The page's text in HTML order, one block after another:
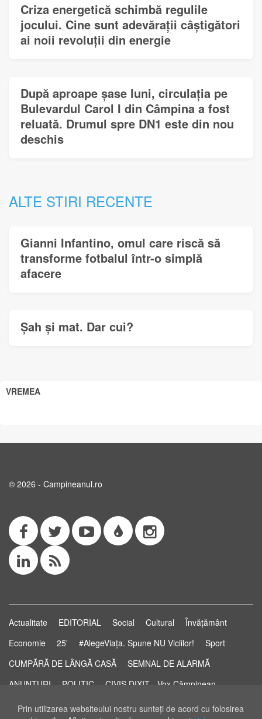
Prin utilizarea websiteului nostru sunteţi de acord cu folosirea
Criza energetică schimbă regulile
jocului. Cine sunt adevărații câștigători
ai noii revoluții din energie
După aproape șase luni, circulația pe
Bulevardul Carol I din Câmpina a fost
reluată. Drumul spre DN1 este din nou
deschis
ALTE STIRI RECENTE
Gianni Infantino, omul care riscă să
transforme fotbalul într-o simplă
afacere
Șah și mat. Dar cui?
VREMEA
© 2026 - Campineanul.ro
Actualitate EDITORIAL Social Cultural
Învățământ
Economie
25' #AlegeViața. Spune NU Viciilor!
Sport
CUMPĂRĂ DE LÂNGĂ CASĂ
SEMNAL DE ALARMĂ
ANUNȚURI
POLITIC
CIVIS DIXIT - Vox Câmpinean
Știri...să știi!
Pastila de Sănătate STUDIO ELECTORAL